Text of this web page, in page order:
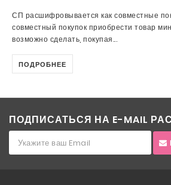
СП расшифровывается как совместные
совместный покупок приобрести товар
возможно сделать, покупая...
ПОДРОБНЕЕ
ПОДПИСАТЬСЯ НА E-MAIL